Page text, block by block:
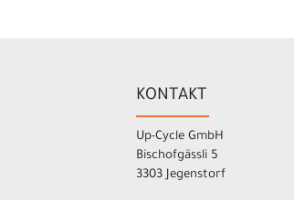
KONTAKT
Up-Cycle GmbH
Bischofgässli 5
3303 Jegenstorf